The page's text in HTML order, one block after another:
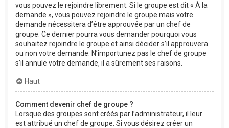
vous pouvez le rejoindre librement. Si le groupe est dit « À la
demande », vous pouvez rejoindre le groupe mais votre
demande nécessitera d’être approuvée par un chef de
groupe. Ce dernier pourra vous demander pourquoi vous
souhaitez rejoindre le groupe et ainsi décider s’il approuvera
ou non votre demande. N’importunez pas le chef de groupe
s’il annule votre demande, il a sûrement ses raisons.
Haut
Comment devenir chef de groupe ?
Lorsque des groupes sont créés par l’administrateur, il leur
est attribué un chef de groupe. Si vous désirez créer un